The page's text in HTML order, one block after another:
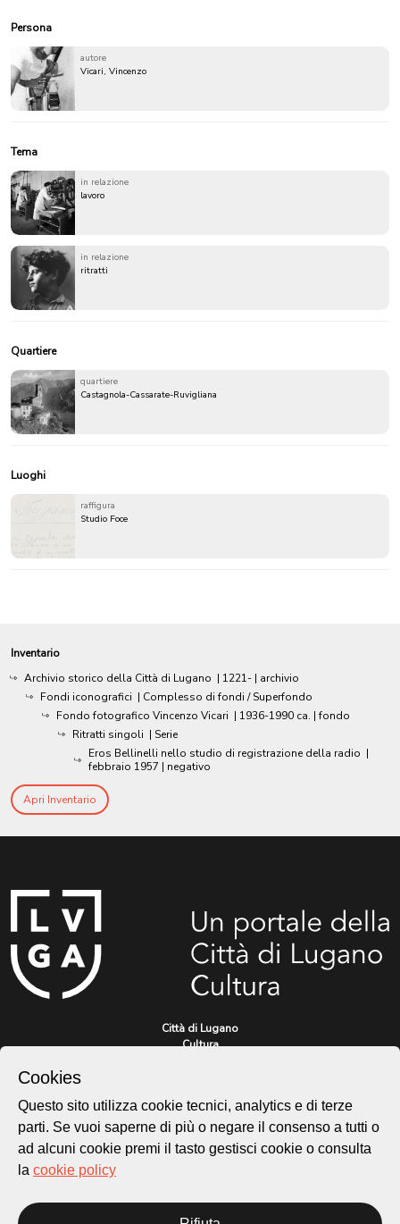
Persona
autore
Vicari, Vincenzo
Tema
in relazione
lavoro
in relazione
ritratti
Quartiere
quartiere
Castagnola-Cassarate-Ruvigliana
Luoghi
raffigura
Studio Foce
Inventario
Archivio storico della Città di Lugano | 1221- | archivio
Fondi iconografici | Complesso di fondi / Superfondo
Fondo fotografico Vincenzo Vicari | 1936-1990 ca. | fondo
Ritratti singoli | Serie
Eros Bellinelli nello studio di registrazione della radio |
febbraio 1957 | negativo
Apri Inventario
Città di Lugano
Cultura
Piazza Carlo Cattaneo 1
6976 Castagnola
Cookies
Questo sito utilizza cookie tecnici, analytics e di terze
parti. Se vuoi saperne di più o negare il consenso a tutti o
ad alcuni cookie premi il tasto gestisci cookie o consulta
la cookie policy